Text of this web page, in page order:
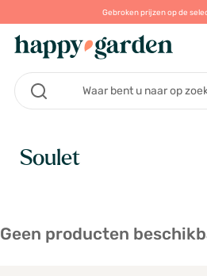
Gebroken prijzen op de
Soulet
Geen producten